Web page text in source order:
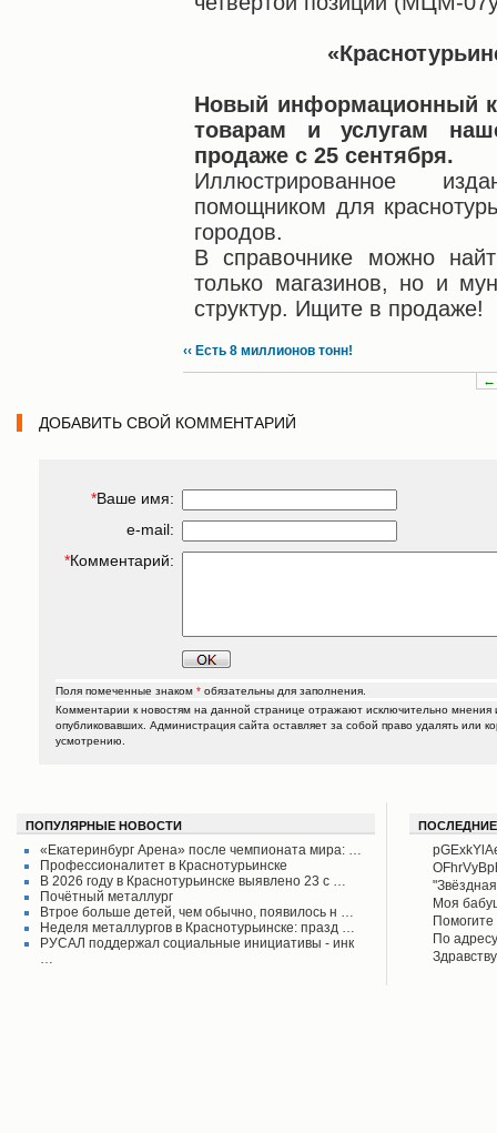
Новый информационный
товарам и услугам
продаже с 25 сентября.
Иллюстрированное
помощником для
городов.
В справочнике можно
только магазинов, но и
структур. Ищите в продаже!
‹‹ Есть 8 миллионов тонн!
←
ДОБАВИТЬ СВОЙ КОММЕНТАРИЙ
*Ваше имя:
e-mail:
*Комментарий:
Поля помеченные знаком * обязательны для заполнения.
Комментарии к новостям на данной странице отражают исключительно мнения
опубликовавших. Администрация сайта оставляет за собой право удалять или
усмотрению.
ПОПУЛЯРНЫЕ НОВОСТИ
«Екатеринбург Арена» после чемпионата мира: …
Профессионалитет в Краснотурьинске
В 2026 году в Краснотурьинске выявлено 23 с …
Почётный металлург
Втрое больше детей, чем обычно, появилось н …
Неделя металлургов в Краснотурьинске: празд …
РУСАЛ поддержал социальные инициативы - инк
…
своего
поднял
Моя
Айрих
в
По